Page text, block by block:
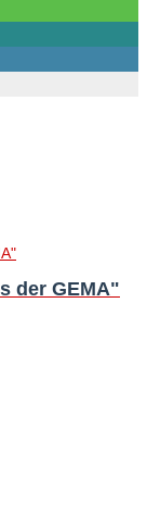
der GEMA"